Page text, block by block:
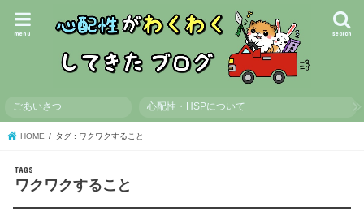
search
menu
ごあいさつ 心配性・HSPについて
HOME タグ : ワクワクすること
ワクワクすること